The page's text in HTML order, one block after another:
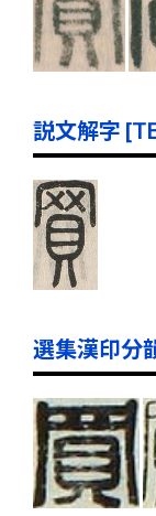
説文解字
選集漢印分